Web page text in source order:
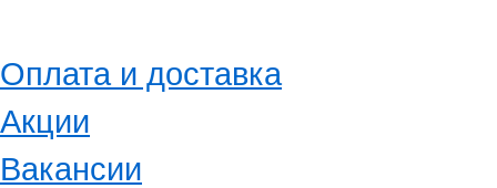
Оплата и доставка
Акции
Вакансии